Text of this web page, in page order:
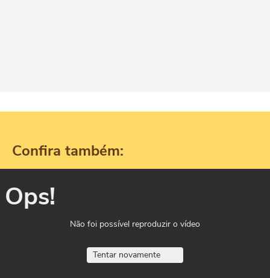
Confira também:
Ops!
Não foi possível reproduzir o vídeo
Tentar novamente